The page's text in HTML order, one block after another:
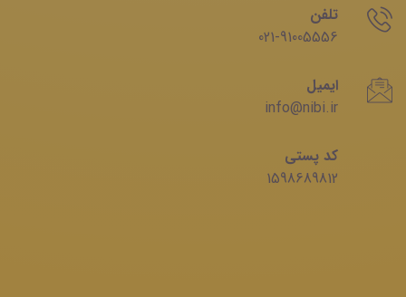
تلفن
021-91005556
ایمیل
info@nibi.ir
کد پستی
1598689812